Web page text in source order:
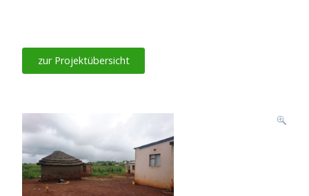
zur Projektübersicht